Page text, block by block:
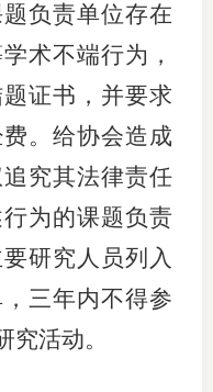
负责单位存在
术不端行为，
证书 ，并要求
。给协会造成
究其法律责任
为的课题负责
研究人员列入
三年内不得参
活动。